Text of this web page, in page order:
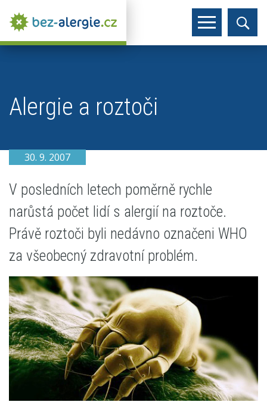
Alergie a roztoči
30. 9. 2007
V posledních letech poměrně rychle
narůstá počet lidí s alergií na roztoče.
Právě roztoči byli nedávno označeni WHO
za všeobecný zdravotní problém.